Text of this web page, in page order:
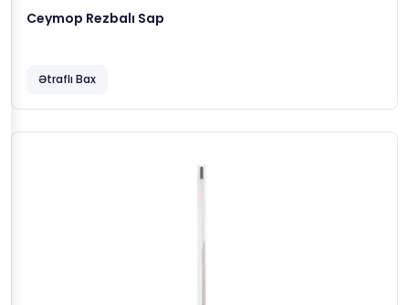
Ceymop Rezbalı Sap
Ətraflı Bax